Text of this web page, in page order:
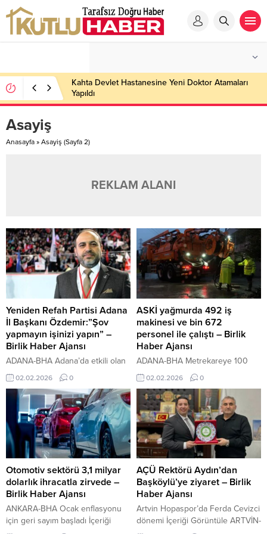
Kahta Devlet Hastanesine Yeni Doktor Atamaları
Yapıldı
Asayiş
Anasayfa » Asayiş (Sayfa 2)
REKLAM ALANI
Yeniden Refah Partisi Adana
İl Başkanı Özdemir:”Şov
yapmayın işinizi yapın” –
Birlik Haber Ajansı
ADANA-BHA Adana’da etkili olan
sağanak yağışlar, kent
merkezinden Yüreğir, Seyhan ve
Sarıçam’a kadar birçok noktada
yolları göle çevirdi; evler, iş
yerleri, alt geçitler hatta
mezarlıklar bile su altında kaldı,
araçlar mahsur kaldı, hayat felç
oldu. Meteoroloji’nin bölge için
günler öncesinden yaptığı
kuvvetli yağış uyarılarına
sorumluların kulak tıkadığını ifade
eden Yeniden...
02.02.2026 0
ASKİ yağmurda 492 iş
makinesi ve bin 672
personel ile çalıştı – Birlik
Haber Ajansı
ADANA-BHA Metrekareye 100
kilogramın üzerindeki yağış
miktarı doğal afet olarak
nitelendirilirken, metrekareye
düşen 138 kilogram yağış,
taşkınlara neden olmuştur.
Yaşanan su baskınları ve taşkınlar;
yalnızca anlık yağışlarla sınırlı
olmayıp, 50 yılın birikimi olan
plansız kentleşme, dere
yataklarının zaman içerisinde
doldurulması, daraltılması ve
imara açılması gibi yapısal
sorunların sonucu olarak ortaya...
02.02.2026 0
Otomotiv sektörü 3,1 milyar
dolarlık ihracatla zirvede –
Birlik Haber Ajansı
ANKARA-BHA Ocak enflasyonu
için geri sayım başladı İçeriği
AÇÜ Rektörü Aydın’dan
Başköylü’ye ziyaret – Birlik
Haber Ajansı
Artvin Hopaspor’da Ferda Cevizci
dönemi İçeriği Görüntüle ARTVİN-